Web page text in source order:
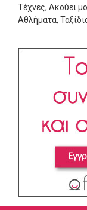
Τέχνες, Ακούει
Αθλήματα,